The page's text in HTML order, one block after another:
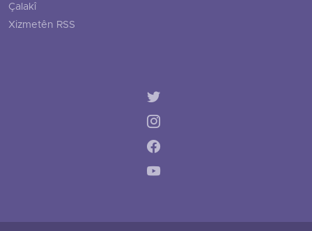
Çalakî
Xizmetên RSS